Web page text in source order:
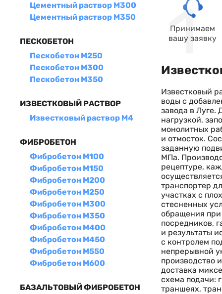
Цементный раствор М300
Цементный раствор М350
ПЕСКОБЕТОН
Пескобетон М250
Пескобетон М300
Пескобетон М350
ИЗВЕСТКОВЫЙ РАСТВОР
Известковый раствор М4
ФИБРОБЕТОН
Фибробетон М100
Фибробетон М150
Фибробетон М200
Фибробетон М250
Фибробетон М300
Фибробетон М350
Фибробетон М400
Фибробетон М450
Фибробетон М550
Фибробетон М600
БАЗАЛЬТОВЫЙ ФИБРОБЕТОН
Принимаем
вашу заявку
Известковый
воды с
завода в Луге.
нагрузкой,
монолитных
и отмосток.
заданную
МПа.
рецептуре,
транспортер
участках с
стесненных
обращения при
посредников,
и результаты
с контролем
непрерывной
производство
доставка
схема подачи:
траншеях,